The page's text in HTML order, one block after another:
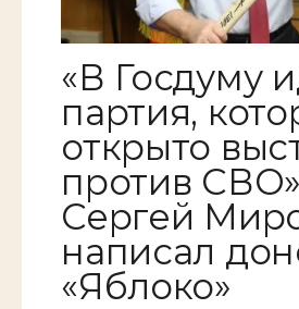
«В Госдуму
партия,
открыто
против
Сергей
написал
«Яблоко»